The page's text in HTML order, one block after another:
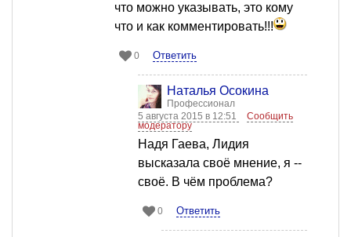
что можно указывать, это кому
что и как комментировать!!!
0 Ответить
Наталья Осокина
Профессионал
5 августа 2015 в 12:51
Сообщить
модератору
Надя Гаева, Лидия
высказала своё мнение, я --
своё. В чём проблема?
0 Ответить